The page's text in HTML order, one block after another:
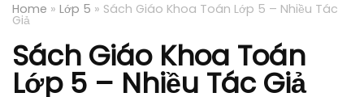
Home » Lớp 5 » Sách Giáo Khoa Toán Lớp 5 – Nhiều Tác
Giả
Sách Giáo Khoa Toán
Lớp 5 – Nhiều Tác Giả